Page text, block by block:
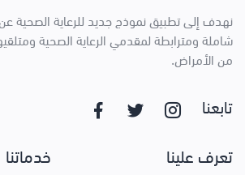
نهدف إلى تطبيق نموذج جديد للرعاية الصحية
شاملة ومترابطة لمقدمي الرعاية الصحية
من الأمراض.
تابعنا
تعرف علينا خدماتنا